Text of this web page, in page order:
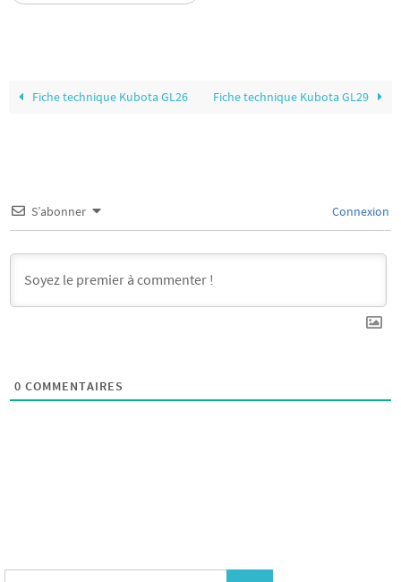
Fiche technique Kubota GL26 Fiche technique Kubota GL29
S’abonner Connexion
0 COMMENTAIRES